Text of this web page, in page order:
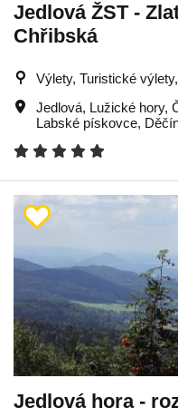
Jedlová ŽST -
Chřibská
Výlety, Turistické
Jedlová, Lužické hory,
Labské pískovce,
Jedlová hora -